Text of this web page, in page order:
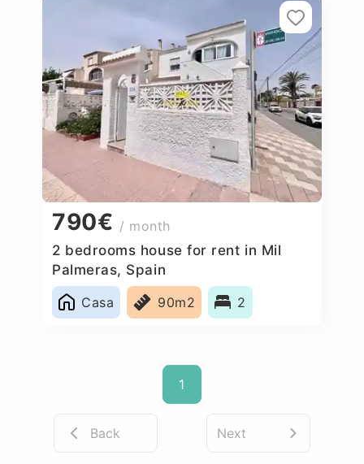
790€ / month
2 bedrooms house for rent in Mil
Palmeras, Spain
Casa
90m2 2
1
Back Next